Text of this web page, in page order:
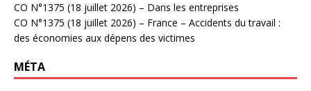
CO N°1375 (18 juillet 2026) – Dans les entreprises
CO N°1375 (18 juillet 2026) – France – Accidents du travail :
des économies aux dépens des victimes
MÉTA